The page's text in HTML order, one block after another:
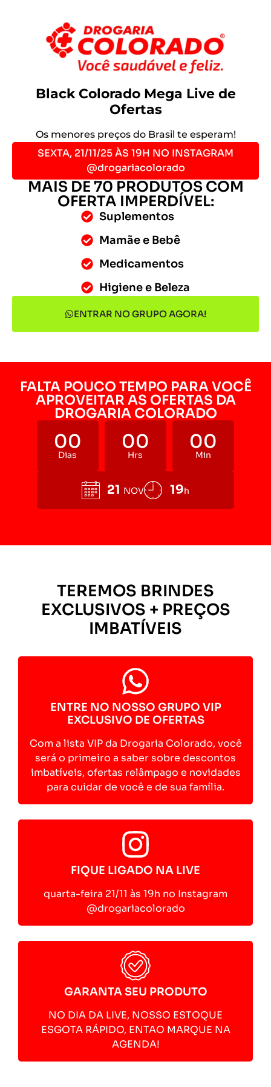
Black Colorado Mega Live de
Ofertas
Os menores preços do Brasil te esperam!
SEXTA, 21/11/25 ÀS 19H NO INSTAGRAM
@drogariacolorado
MAIS DE 70 PRODUTOS COM
OFERTA IMPERDÍVEL:
Suplementos
Mamãe e Bebê
Medicamentos
Higiene e Beleza
ENTRAR NO GRUPO AGORA!
FALTA POUCO TEMPO PARA VOCÊ
APROVEITAR AS OFERTAS DA
DROGARIA COLORADO
00
Dias
00
Hrs
00
Min
21 NOV 19h
TEREMOS BRINDES
EXCLUSIVOS + PREÇOS
IMBATÍVEIS
ENTRE NO NOSSO GRUPO VIP
EXCLUSIVO DE OFERTAS
Com a lista VIP da Drogaria Colorado, você
será o primeiro a saber sobre descontos
imbatíveis, ofertas relâmpago e novidades
para cuidar de você e de sua família.
FIQUE LIGADO NA LIVE
quarta-feira 21/11 às 19h no Instagram
@drogariacolorado
GARANTA SEU PRODUTO
NO DIA DA LIVE, NOSSO ESTOQUE
ESGOTA RÁPIDO, ENTAO MARQUE NA
AGENDA!